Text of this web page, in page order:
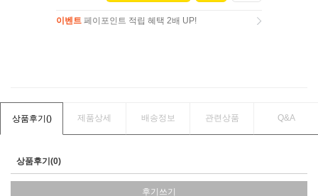
이벤트 페이포인트 적립 혜택 2배 UP!
상품후기() 제품상세 배송정보 관련상품 Q&A
상품후기(0)
후기쓰기